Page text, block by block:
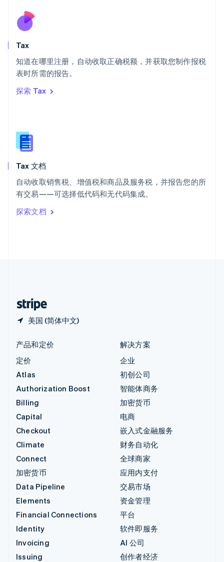
Tax
知道在哪里注册，自动收取正确税额，并获取您制作报税
表时所需的报告。
探索 Tax
Tax 文档
自动收取销售税、增值税和商品及服务税，并报告您的所
有交易——可选择低代码和无代码集成。
探索文档
美国 (简体中文)
English
斯洛伐克
泰国
ไทยEnglish
English
English
新西兰
匈牙利
意大利
ItalianoEnglish
印度
English
产品和定价
定价
Atlas
Authorization Boost
Billing
Capital
Checkout
Climate
Connect
加密货币
Data Pipeline
Elements
Financial Connections
Identity
Invoicing
Issuing
解决方案
企业
初创公司
智能体商务
加密货币
电商
嵌入式金融服务
财务自动化
全球商家
应用内支付
交易市场
资金管理
平台
软件即服务
AI 公司
创作者经济